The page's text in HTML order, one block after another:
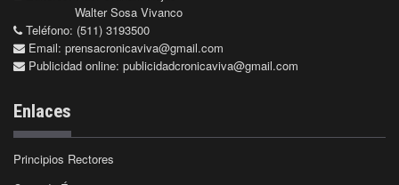
Walter Sosa Vivanco
Teléfono: (511) 3193500
Email: prensacronicaviva@gmail.com
Publicidad online: publicidadcronicaviva@gmail.com
Enlaces
Principios Rectores